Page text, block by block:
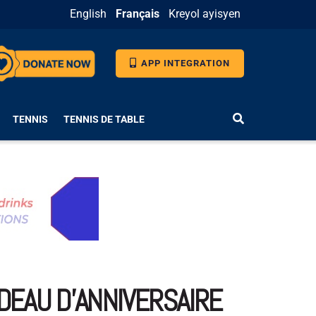
English Français Kreyol ayisyen
APP INTEGRATION
TENNIS TENNIS DE TABLE
D’ANNIVERSAIRE